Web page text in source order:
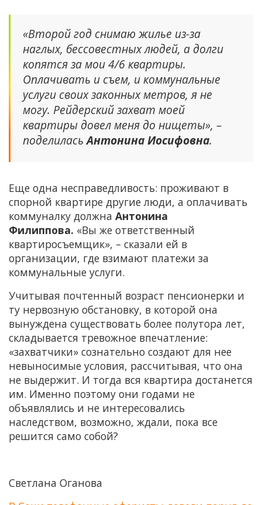
«Второй год снимаю жилье из-за
наглых, бессовестных людей, а долги
копятся за мои 4/6 квартиры.
Оплачивать и съем, и коммунальные
услуги своих законных метров, я не
могу. Рейдерский захват моей
квартиры довел меня до нищеты», –
поделиласьАнтонина Иосифовна.
Еще одна несправедливость: проживают в
спорной квартире другие люди, а оплачивать
коммуналку должна Антонина
Филиппова. «Вы же ответственный
квартиросъемщик», – сказали ей в
организации, где взимают платежи за
коммунальные услуги.
Учитывая почтенный возраст пенсионерки и
ту нервозную обстановку, в которой она
вынуждена существовать более полутора лет,
складывается тревожное впечатление:
«захватчики» сознательно создают для нее
невыносимые условия, рассчитывая, что она
не выдержит. И тогда вся квартира достанется
им. Именно поэтому они годами не
объявлялись и не интересовались
наследством, возможно, ждали, пока все
решится само собой?
Светлана Оганова